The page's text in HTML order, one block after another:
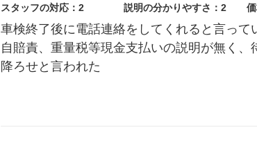
スタッフの対応：2 説明の分かりやすさ：2
車検終了後に電話連絡をしてくれると言って
自賠責、重量税等現金支払いの説明が無く
降ろせと言われた